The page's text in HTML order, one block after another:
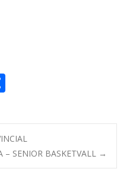
m
p
ar
– SENIOR BASKETVALL →